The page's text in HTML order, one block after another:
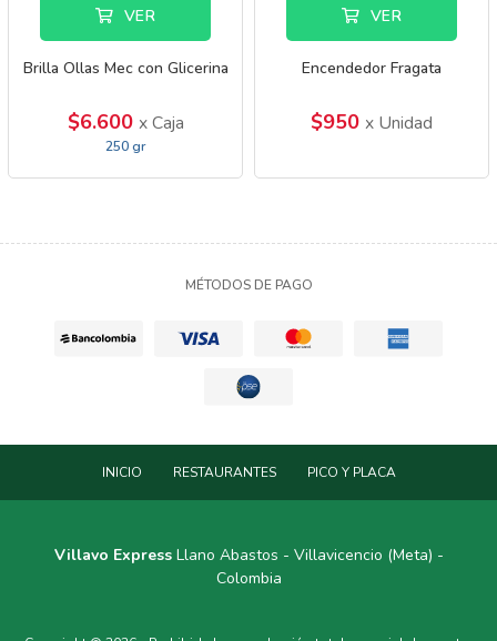
VER
Brilla Ollas Mec con Glicerina
$6.600 x Caja
250 gr
VER
Encendedor Fragata
$950 x Unidad
MÉTODOS DE PAGO
INICIO RESTAURANTES PICO Y PLACA
Villavo ExpressLlano Abastos - Villavicencio (Meta) -
Colombia